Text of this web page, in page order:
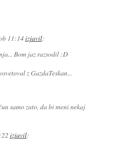
11:14izjavil:
Bom jaz razsodil :D
z GazdaTeskan...
samo zato, da bi meni nekaj
izjavil: